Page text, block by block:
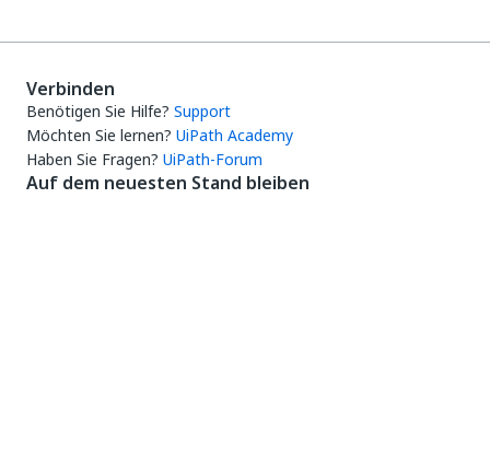
Verbinden
Benötigen Sie Hilfe? Support
Möchten Sie lernen? UiPath Academy
Haben Sie Fragen? UiPath-Forum
Auf dem neuesten Stand bleiben